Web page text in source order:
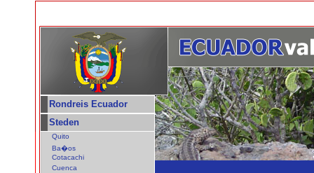
Rondreis Ecuador
Steden
Quito
Ba�os
Cotacachi
Cuenca